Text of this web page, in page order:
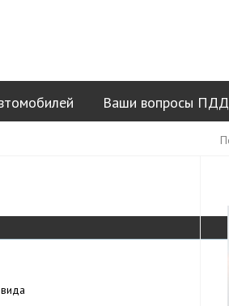
Ваши вопросы ПДД